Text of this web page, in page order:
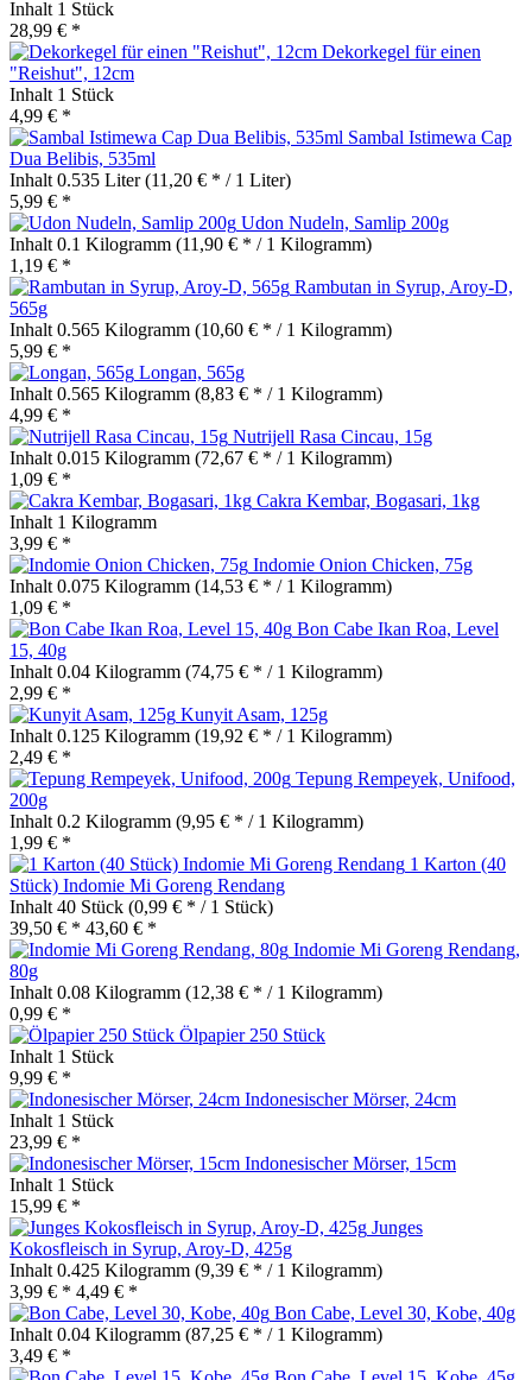
Inhalt 1 Stück
28,99 € *
Dekorkegel für einen
"Reishut", 12cm
Inhalt 1 Stück
4,99 € *
Sambal Istimewa Cap
Dua Belibis, 535ml
Inhalt 0.535 Liter(11,20 € * / 1 Liter)
5,99 € *
Udon Nudeln, Samlip 200g
Inhalt 0.1 Kilogramm (11,90 € * / 1 Kilogramm)
1,19 € *
Rambutan in Syrup, Aroy-D,
565g
Inhalt 0.565 Kilogramm (10,60 € * / 1 Kilogramm)
5,99 € *
Longan, 565g
Inhalt 0.565 Kilogramm (8,83 € * / 1 Kilogramm)
4,99 € *
Nutrijell Rasa Cincau, 15g
Inhalt 0.015 Kilogramm (72,67 € * / 1 Kilogramm)
1,09 € *
Cakra Kembar, Bogasari, 1kg
Inhalt 1 Kilogramm
3,99 € *
Indomie Onion Chicken, 75g
Inhalt 0.075 Kilogramm (14,53 € * / 1 Kilogramm)
1,09 € *
Bon Cabe Ikan Roa, Level
15, 40g
Inhalt 0.04 Kilogramm (74,75 € * / 1 Kilogramm)
2,99 € *
Kunyit Asam, 125g
Inhalt 0.125 Kilogramm (19,92 € * / 1 Kilogramm)
2,49 € *
Tepung Rempeyek, Unifood,
200g
Inhalt 0.2 Kilogramm (9,95 € * / 1 Kilogramm)
1,99 € *
1 Karton (40
Stück) Indomie Mi Goreng Rendang
Inhalt 40 Stück (0,99 € * / 1 Stück)
39,50 € * 43,60 € *
Indomie Mi Goreng Rendang,
80g
Inhalt 0.08 Kilogramm (12,38 € * / 1 Kilogramm)
0,99 € *
Ölpapier 250 Stück
Inhalt 1 Stück
9,99 € *
Indonesischer Mörser, 24cm
Inhalt 1 Stück
23,99 € *
Indonesischer Mörser, 15cm
Inhalt 1 Stück
15,99 € *
Junges
Kokosfleisch in Syrup, Aroy-D, 425g
Inhalt 0.425 Kilogramm (9,39 € * / 1 Kilogramm)
3,99 € * 4,49 € *
Bon Cabe, Level 30, Kobe, 40g
Inhalt 0.04 Kilogramm (87,25 € * / 1 Kilogramm)
3,49 € *